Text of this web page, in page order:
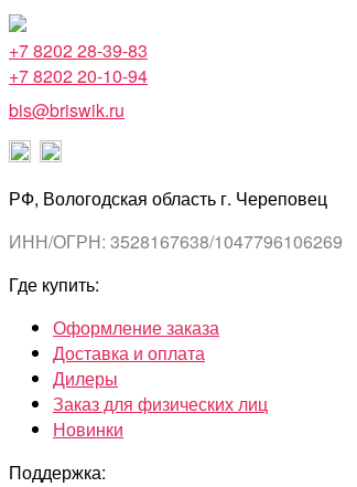
+7 8202 28-39-83
+7 8202 20-10-94
bis@briswik.ru
РФ, Вологодская область г. Череповец
ИНН/ОГРН: 3528167638/1047796106269
Где купить:
Оформление заказа
Доставка и оплата
Дилеры
Заказ для физических лиц
Новинки
Поддержка: